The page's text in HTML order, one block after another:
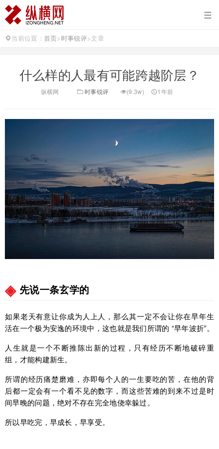
当前位置： 首页> 时事锐评>文章
什么样的人最有可能跨越阶层？
纵横网 时事锐评 (9.3w) 1年前
先说一条玄学的
如果老天有意让你成为人上人，那么其一定不会让你在早年生
活在一个极为安逸的环境中，这也就是我们所谓的 “早年波折”。
人生就是一个不断推陈出新的过程，只有经历不断地破碎重
组，才能构建新生。
所谓的经历痛楚磨难，亦即每个人的一生要吃的苦，在他的背
后都一定会有一个看不见的数字，而这些苦难的到来不过是时
间早晚的问题，绝对不存在完全地侥幸躲过。
所以早吃完，早成长，早享受。